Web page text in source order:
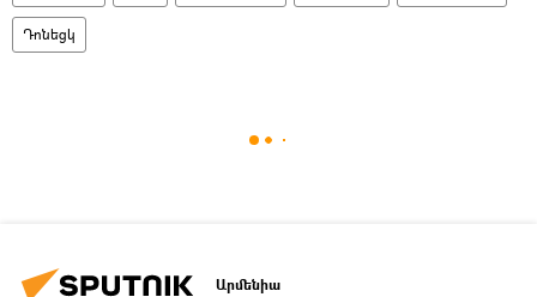
Դոնեցկ
Արմենիա